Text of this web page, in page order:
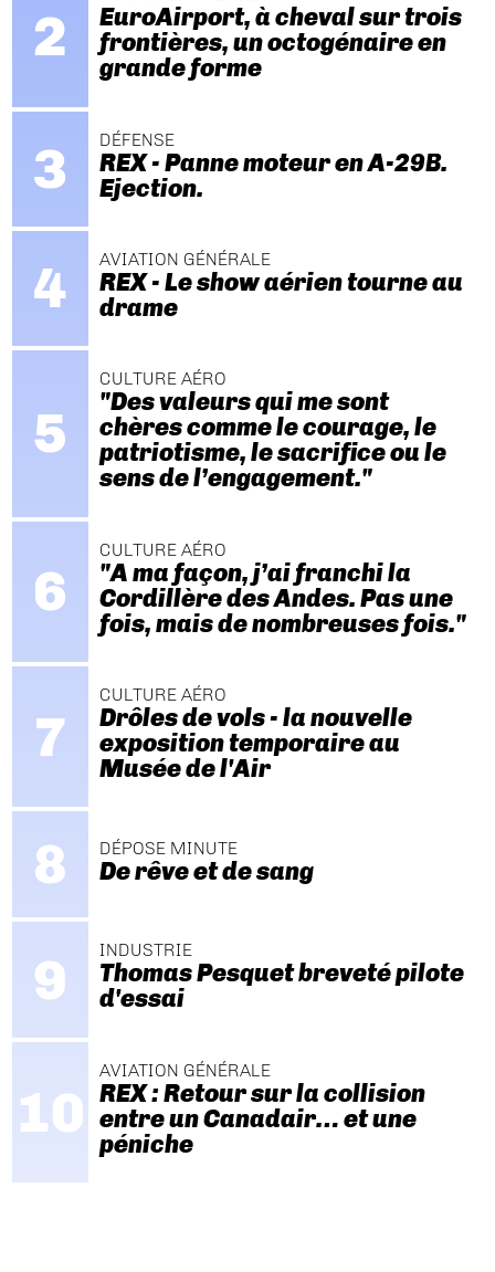
EuroAirport, à cheval sur trois
frontières, un octogénaire en
grande forme
DÉFENSE
REX - Panne moteur en A-29B.
Ejection.
AVIATION GÉNÉRALE
REX - Le show aérien tourne au
drame
CULTURE AÉRO
"Des valeurs qui me sont
chères comme le courage, le
patriotisme, le sacrifice ou le
sens de l’engagement."
CULTURE AÉRO
"A ma façon, j’ai franchi la
Cordillère des Andes. Pas une
fois, mais de nombreuses fois."
CULTURE AÉRO
Drôles de vols - la nouvelle
exposition temporaire au
Musée de l'Air
DÉPOSE MINUTE
De rêve et de sang
INDUSTRIE
Thomas Pesquet breveté pilote
d'essai
AVIATION GÉNÉRALE
REX : Retour sur la collision
entre un Canadair… et une
péniche